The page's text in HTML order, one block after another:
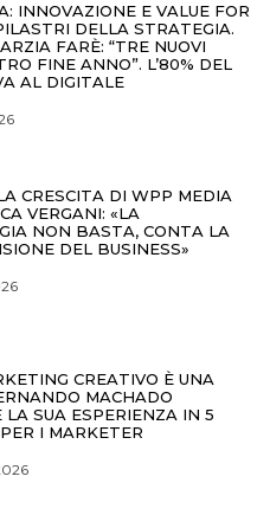
INNOVAZIONE E VALUE FOR
DELLA STRATEGIA.
FARÈ: “TRE NUOVI
FINE ANNO”. L’80% DEL
AL DIGITALE
CRESCITA DI WPP MEDIA
VERGANI: «LA
NON BASTA, CONTA LA
DEL BUSINESS»
CREATIVO È UNA
MACHADO
LA SUA ESPERIENZA IN 5
I MARKETER